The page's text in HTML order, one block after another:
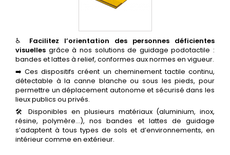
♿ Facilitez l’orientation des personnes déficientes
visuelles grâce à nos solutions de guidage podotactile :
bandes et lattes à relief, conformes aux normes en vigueur.
➡️ Ces dispositifs créent un cheminement tactile continu,
détectable à la canne blanche ou sous les pieds, pour
permettre un déplacement autonome et sécurisé dans les
lieux publics ou privés.
🛠️ Disponibles en plusieurs matériaux (aluminium, inox,
résine, polymère…), nos bandes et lattes de guidage
s’adaptent à tous types de sols et d’environnements, en
intérieur comme en extérieur.